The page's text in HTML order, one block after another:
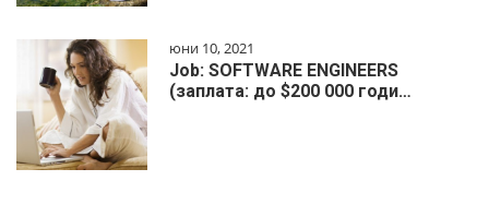
юни 10, 2021
Job: SOFTWARE ENGINEERS
(заплата: до $200 000 годи…